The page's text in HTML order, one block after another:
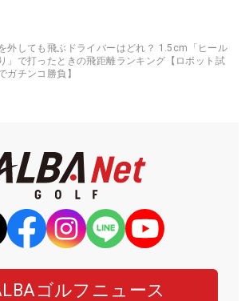
外しても飛ぶドライバーはどれ？ 1.5cm「ヒール
」で打ったときの飛距離ランキング【ロボット試
ガチンコ勝負】
ゴルフニュース